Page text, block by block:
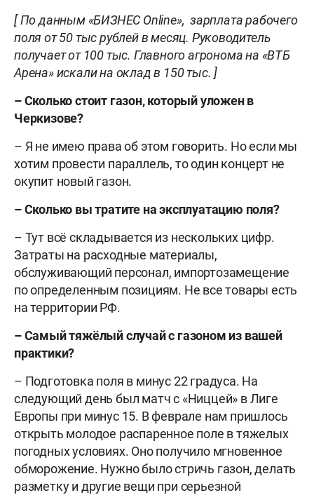
[ По данным «БИЗНЕС Online», зарплата рабочего
поля от 50 тыс рублей в месяц. Руководитель
получает от 100 тыс. Главного агронома на «ВТБ
Арена» искали на оклад в 150 тыс. ]
– Сколько стоит газон, который уложен в
Черкизове?
– Я не имею права об этом говорить. Но если мы
хотим провести параллель, то один концерт не
окупит новый газон.
– Сколько вы тратите на эксплуатацию поля?
– Тут всё складывается из нескольких цифр.
Затраты на расходные материалы,
обслуживающий персонал, импортозамещение
по определенным позициям. Не все товары есть
на территории РФ.
– Самый тяжёлый случай с газоном из вашей
практики?
– Подготовка поля в минус 22 градуса. На
следующий день был матч с «Ниццей» в Лиге
Европы при минус 15. В феврале нам пришлось
открыть молодое распаренное поле в тяжелых
погодных условиях. Оно получило мгновенное
обморожение. Нужно было стричь газон, делать
разметку и другие вещи при серьезной